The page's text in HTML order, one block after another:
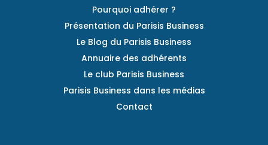
Pourquoi adhérer ?
Présentation du Parisis Business
Le Blog du Parisis Business
Annuaire des adhérents
Le club Parisis Business
Parisis Business dans les médias
Contact